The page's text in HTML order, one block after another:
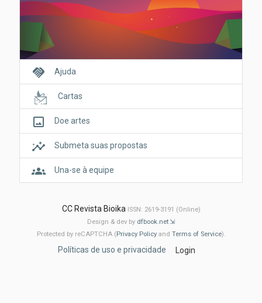
handshake Ajuda
Cartas
crop_original Doe artes
insights Submeta suas propostas
groups Una-se à equipe
CC Revista Bioika ISSN: 2619-3191 (Online)
Design & dev by dfbook.net
Protected by reCAPTCHA (Privacy Policyand Terms of Service).
Políticas de uso e privacidade Login